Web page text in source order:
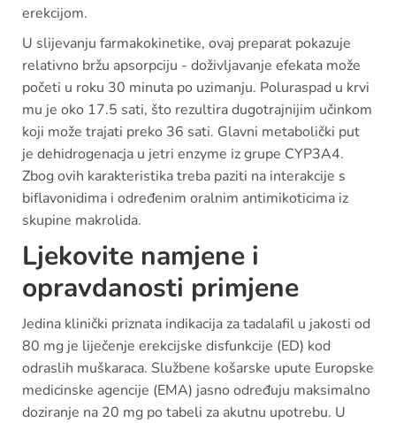
erekcijom.
U slijevanju farmakokinetike, ovaj preparat pokazuje
relativno bržu apsorpciju - doživljavanje efekata može
početi u roku 30 minuta po uzimanju. Poluraspad u krvi
mu je oko 17.5 sati, što rezultira dugotrajnijim učinkom
koji može trajati preko 36 sati. Glavni metabolički put
je dehidrogenacja u jetri enzyme iz grupe CYP3A4.
Zbog ovih karakteristika treba paziti na interakcije s
biflavonidima i određenim oralnim antimikoticima iz
skupine makrolida.
Ljekovite namjene i
opravdanosti primjene
Jedina klinički priznata indikacija za tadalafil u jakosti od
80 mg je liječenje erekcijske disfunkcije (ED) kod
odraslih muškaraca. Službene košarske upute Europske
medicinske agencije (EMA) jasno određuju maksimalno
doziranje na 20 mg po tabeli za akutnu upotrebu. U